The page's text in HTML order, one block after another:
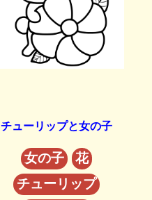
チューリップと女の子
女の子
花
チューリップ